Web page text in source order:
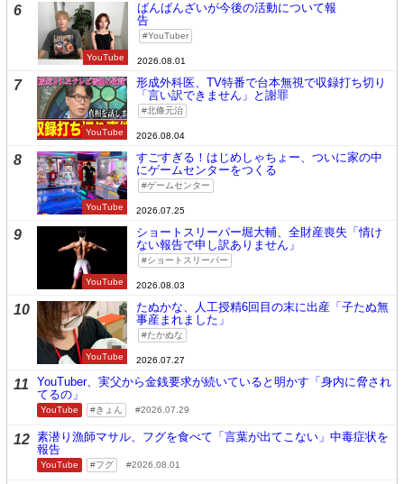
6
YouTube
ばんばんざいが今後の活動について報
告
YouTuber
2026.08.01
7
YouTube
形成外科医、TV特番で台本無視で収録打ち切り
「言い訳できません」と謝罪
北條元治
2026.08.04
8
YouTube
すごすぎる！はじめしゃちょー、ついに家の中
にゲームセンターをつくる
ゲームセンター
2026.07.25
9
YouTube
ショートスリーパー堀大輔、全財産喪失「情け
ない報告で申し訳ありません」
ショートスリーパー
2026.08.03
10
YouTube
たぬかな、人工授精6回目の末に出産「子たぬ無
事産まれました」
たかぬな
2026.07.27
11
YouTuber、実父から金銭要求が続いていると明かす「身内に脅され
てるの」
YouTube きょん 2026.07.29
12 素潜り漁師マサル、フグを食べて「言葉が出てこない」中毒症状を
報告
YouTube フグ 2026.08.01